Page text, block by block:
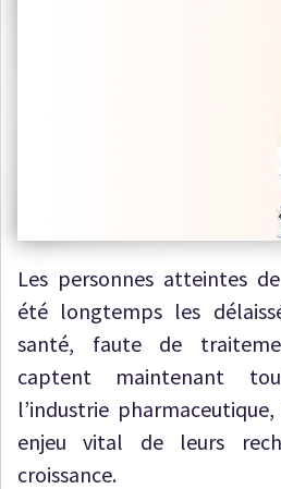
Les personnes atteintes
été longtemps les
santé, faute de
captent maintenant
l’industrie
enjeu vital de leurs
croissance.